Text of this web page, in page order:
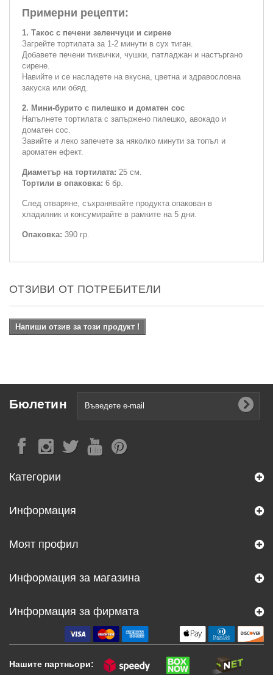
Примерни рецепти:
1. Такос с печени зеленчуци и сирене
Загрейте тортилата за 1-2 минути в сух тиган.
Добавете печени тиквички, чушки, патладжан и настъргано
сирене.
Навийте и се насладете на вкусна, цветна и здравословна
закуска или обяд.
2. Мини-бурито с пилешко и доматен сос
Напълнете тортилата с запържено пилешко, авокадо и
доматен сос.
Завийте и леко запечете за няколко минути за топъл и
ароматен ефект.
Диаметър на тортилата: 25 см.
Тортили в опаковка: 6 бр.
След отваряне, съхранявайте продукта опакован в
хладилник и консумирайте в рамките на 5 дни.
Опаковка: 390 гр.
ОТЗИВИ ОТ ПОТРЕБИТЕЛИ
Напиши отзив за този продукт !
Бюлетин
Категории
Информация
Моят профил
Информация за магазина
Информация за фирмата
Нашите партньори: